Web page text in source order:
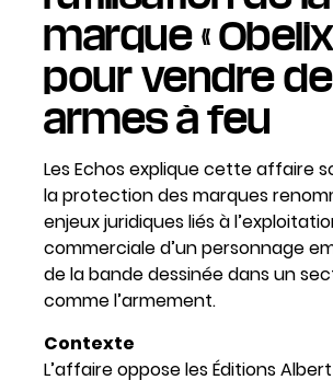
marque « Obelix
pour vendre
armes à feu
Les Echosexplique cette affaire
la protection des marques
enjeux juridiques liés à
commerciale d’un personnage
de la bande dessinée dans un
comme l’armement.
Contexte
L’affaire oppose les Éditions